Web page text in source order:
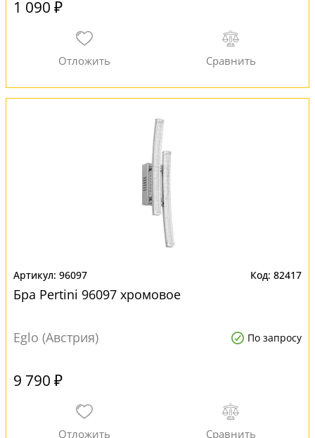
1 090 ₽
96097 82417
Бра Pertini 96097 хромовое
Eglo (Австрия) По запросу
9 790 ₽